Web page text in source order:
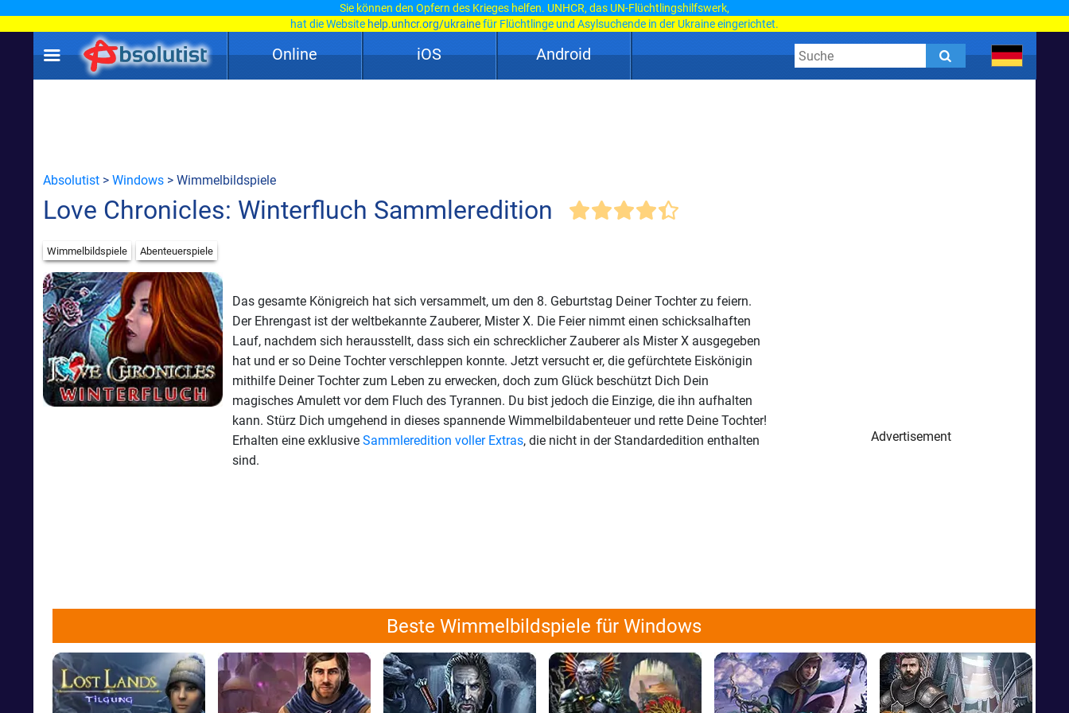
Sie können den Opfern des Krieges helfen. UNHCR, das UN-Flüchtlingshilfswerk,
hat die Website help.unhcr.org/ukrainefür Flüchtlinge und Asylsuchende in der Ukraine eingerichtet.
Online iOS Android
Absolutist > Windows > Wimmelbildspiele
Love Chronicles: Winterfluch Sammleredition
Wimmelbildspiele Abenteuerspiele
Das gesamte Königreich hat sich versammelt, um den 8. Geburtstag Deiner Tochter zu feiern.
Der Ehrengast ist der weltbekannte Zauberer, Mister X. Die Feier nimmt einen schicksalhaften
Lauf, nachdem sich herausstellt, dass sich ein schrecklicher Zauberer als Mister X ausgegeben
hat und er so Deine Tochter verschleppen konnte. Jetzt versucht er, die gefürchtete Eiskönigin
mithilfe Deiner Tochter zum Leben zu erwecken, doch zum Glück beschützt Dich Dein
magisches Amulett vor dem Fluch des Tyrannen. Du bist jedoch die Einzige, die ihn aufhalten
kann. Stürz Dich umgehend in dieses spannende Wimmelbildabenteuer und rette Deine Tochter!
Erhalten eine exklusive Sammleredition voller Extras, die nicht in der Standardedition enthalten
sind.
Advertisement
Beste Wimmelbildspiele für Windows